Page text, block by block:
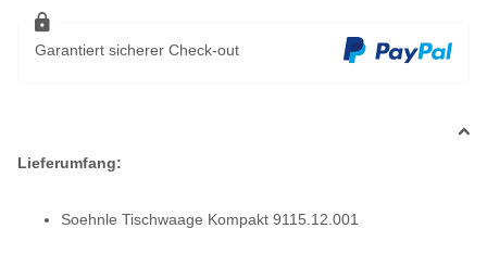
Garantiert sicherer Check-out
Lieferumfang:
Soehnle Tischwaage Kompakt 9115.12.001